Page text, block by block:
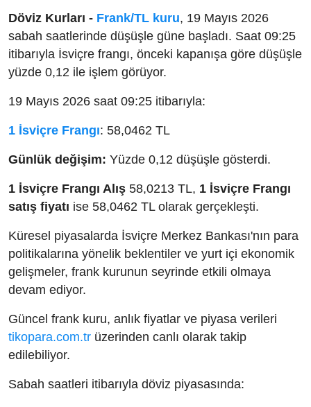
Döviz Kurları - Frank/TL kuru, 19 Mayıs 2026
sabah saatlerinde düşüşle güne başladı. Saat 09:25
itibarıyla İsviçre frangı, önceki kapanışa göre düşüşle
yüzde 0,12 ile işlem görüyor.
19 Mayıs 2026 saat 09:25 itibarıyla:
1 İsviçre Frangı: 58,0462 TL
Günlük değişim: Yüzde 0,12 düşüşle gösterdi.
1 İsviçre Frangı Alış 58,0213 TL, 1 İsviçre Frangı
satış fiyatı ise 58,0462 TL olarak gerçekleşti.
Küresel piyasalarda İsviçre Merkez Bankası'nın para
politikalarına yönelik beklentiler ve yurt içi ekonomik
gelişmeler, frank kurunun seyrinde etkili olmaya
devam ediyor.
Güncel frank kuru, anlık fiyatlar ve piyasa verileri
tikopara.com.tr üzerinden canlı olarak takip
edilebiliyor.
Sabah saatleri itibarıyla döviz piyasasında: